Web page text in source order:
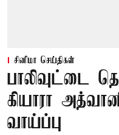
சினிமா செய்திகள்
பாலிவுட்டை
கியாரா
வாய்ப்பு